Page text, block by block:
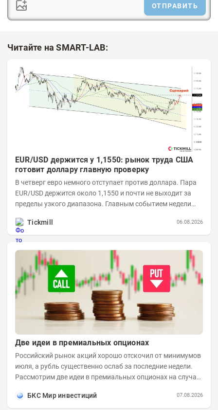
ОТПРАВИТЬ
Читайте на SMART-LAB:
EUR/USD держится у 1,1550: рынок труда США
готовит доллару главную проверку
В четверг евро немного отступает против доллара. Пара
EUR/USD держится около 1,1550 и почти не выходит за
пределы узкого диапазона. Главным событием недели
Tickmill
06.08.2026
Две идеи в премиальных опционах
Российский рынок акций хорошо отскочил от минимумов
июля, а рубль существенно ослаб за последние недели.
Рассмотрим две идеи в премиальных опционах на случай
БКС Мир инвестиций
07.08.2026